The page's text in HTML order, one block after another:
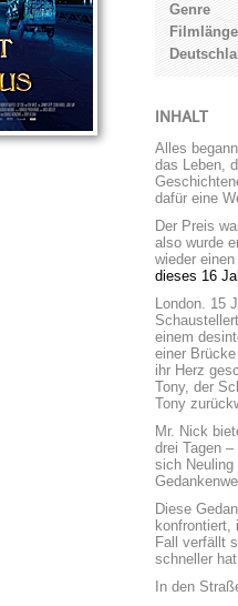
Genre
Filmlänge
INHALT
Alles
das Leben,
dafür eine
Der Preis
also wurde
wieder einen
dieses 16
London. 15
einem
einer
ihr Herz
Tony, der
Tony
Mr. Nick
drei Tagen
sich Neuling
Diese
konfrontiert,
Fall verfällt
schneller
In den